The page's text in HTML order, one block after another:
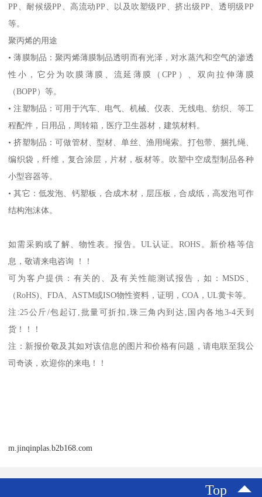
PP 、耐候级PP 、高流动PP 、以及吹塑级PP 、挤出级PP 、透明级PP
等。
聚丙烯的用途
•薄膜制品：聚丙烯薄膜制品透明而有光泽，对水蒸汽和空气的渗透
性小，它分为吹膜薄膜、流延薄膜（CPP ）、双向拉伸薄膜
（BOPP ）等。
•注塑制品：可用于汽车、电气、机械、仪表、无线电、纺织、等工
程配件，日用品，周转箱，医疗卫生器材，建筑材料。
•挤塑制品：可做管材、型材、单丝、渔用绳索。打包带、捆扎绳、
编织袋，纤维，复合涂层，片材，板材等。吹塑中空成型制品各种
小型容器等。
•其它：低发泡、钙塑板，合成木材，层压板，合成纸，高发泡可作
结构泡沫体。
如需采购或了解、物性表。报告。 UL认证。ROHS 。新价格等信
息，敬请来电咨询 ！！
可为客户提供：有关的、及有关性能测试报告，如： MSDS
（RoHS) 、FDA ASTM或ISO物性资料，证明，COA ，UL黄卡等。
注 :25公斤/包起订 批量可折扣 珠三角内到达 国内各地3-4天到
货！！！
注：新报价敬及其如对该信息的图片和价格有问题，请电联至我公
司奇谈，欢迎你的来电！！
m.jinqinplas.b2b168.com
Top